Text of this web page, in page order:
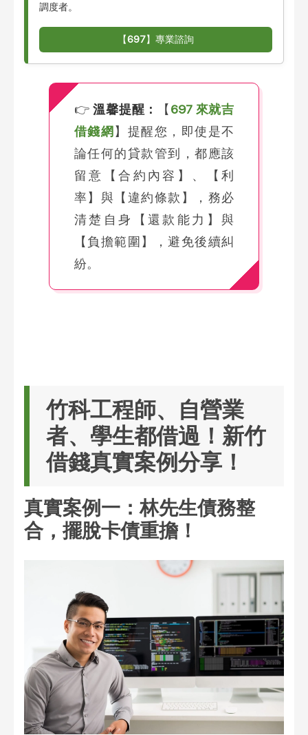
調度者。
【697】專業諮詢
👉溫馨提醒： 【697 來就吉
借錢網】提醒您，即使是不
論任何的貸款管到，都應該
留意【合約內容】、【利
率】與【違約條款】，務必
清楚自身【還款能力】與
【負擔範圍】，避免後續糾
紛。
竹科工程師、自營業
者、學生都借過！新竹
借錢真實案例分享！
真實案例一：林先生債務整
合，擺脫卡債重擔！